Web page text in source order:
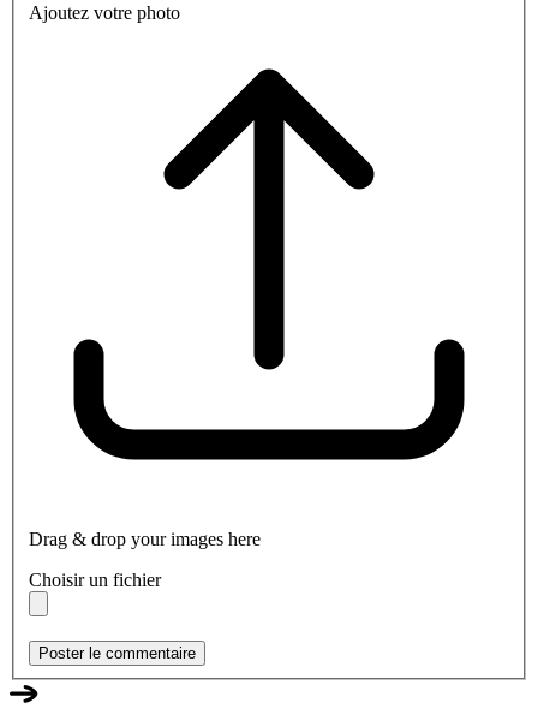
Ajoutez votre photo
Drag & drop your images here
Choisir un fichier
Poster le commentaire